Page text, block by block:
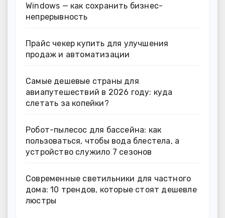
Windows — как сохранить бизнес-
непрерывность
Прайс чекер купить для улучшения
продаж и автоматизации
Самые дешевые страны для
авиапутешествий в 2026 году: куда
слетать за копейки?
Робот-пылесос для бассейна: как
пользоваться, чтобы вода блестела, а
устройство служило 7 сезонов
Современные светильники для частного
дома: 10 трендов, которые стоят дешевле
люстры